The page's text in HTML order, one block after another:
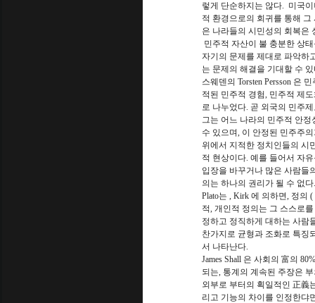
렇게 단순하지는 않다. 미국
적 환경으로의 회귀를 통해
은 나라들의 시민성의 회복은
민주적 자산이 불 충분한 상
자기의 문제를 제대로 파악하
는 문제의 해결을 기대할 수 있
스웨덴의 Torsten Persson 은
적된 민주적 경험, 민주적 제
로 나누었다. 곧 외국의 민주제
그는 어느 나라의 민주적 안
수 있으며, 이 안정된 민주주
위에서 지적한 정치인들의 시
적 현상이다. 예를 들어서 자
입장을 바꾸거나 많은 사람들
의는 하나의 권리가 될 수 없다.
Plato는 , Kirk 에 의하면, 정의
적, 개인적 정의는 그 스스로
정하고 정직하게 대하는 사람
찬가지로 균형과 조화로 특징
서 나타난다.
James Shall 은 사회의 富의
되는, 통계의 계속된 주장은
외부로 부터의 획일적인 正義
리고 기능의 차이를 인정한댜